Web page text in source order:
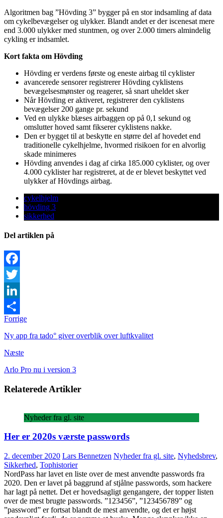
Algoritmen bag ”Hövding 3” bygger på en stor indsamling af data
om cykelbevægelser og ulykker. Blandt andet er der iscenesat mere
end 3.000 ulykker med stuntmen, og over 2.000 timers almindelig
cykling er indsamlet.
Kort fakta om Hövding
Hövding er verdens første og eneste airbag til cyklister
avancerede sensorer registrerer Hövding cyklistens
bevægelsesmønster og reagerer, så snart uheldet sker
Når Hövding er aktiveret, registrerer den cyklistens
bevægelser 200 gange pr. sekund
Ved en ulykke blæses airbaggen op på 0,1 sekund og
omslutter hoved samt fikserer cyklistens nakke.
Den er bygget til at beskytte en større del af hovedet end
traditionelle cykelhjelme, hvormed risikoen for en alvorlig
skade minimeres
Hövding anvendes i dag af cirka 185.000 cyklister, og over
4.000 cyklister har registreret, at de er blevet beskyttet ved
ulykker af Hövdings airbag.
cykelhjelm
hövding 3
sikkerhed
Del artiklen på
Facebook
Twitter
LinkedIn
Share
Forrige
Ny app fra tado° giver overblik over luftkvalitet
Næste
Arlo Pro nu i version 3
Relaterede Artikler
Nyheder fra gl. site
Her er 2020s værste passwords
2. december 2020 Lars Bennetzen Nyheder fra gl. site, Nyhedsbrev,
Sikkerhed, Tophistorier
NordPass har lavet en liste over de mest anvendte passwords fra
2020. Den er lavet på baggrund af stjålne passwords, som hackere
har lagt på nettet. Det er hovedsagligt gengangere, der topper listen
over de mest brugte passwords. ”123456”, ”123456789” og
”password” er fortsat blandt de mest anvendte, og det er højst